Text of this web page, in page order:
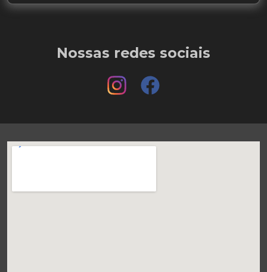
Nossas redes sociais